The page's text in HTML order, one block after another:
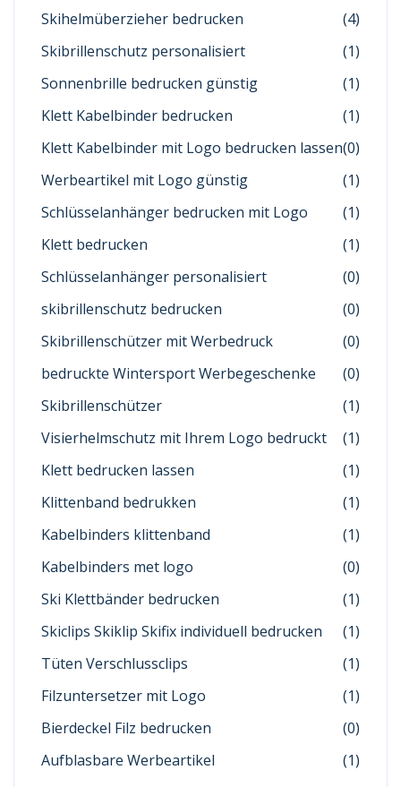
Skihelmüberzieher bedrucken
(4)
Skibrillenschutz personalisiert
(1)
Sonnenbrille bedrucken günstig
(1)
Klett Kabelbinder bedrucken
(1)
Klett Kabelbinder mit Logo bedrucken lassen(0)
Werbeartikel mit Logo günstig
(1)
Schlüsselanhänger bedrucken mit Logo
(1)
Klett bedrucken
(1)
Schlüsselanhänger personalisiert
(0)
skibrillenschutz bedrucken
(0)
Skibrillenschützer mit Werbedruck
(0)
bedruckte Wintersport Werbegeschenke
(0)
Skibrillenschützer
(1)
Visierhelmschutz mit Ihrem Logo bedruckt
(1)
Klett bedrucken lassen
(1)
Klittenband bedrukken
(1)
Kabelbinders klittenband
(1)
Kabelbinders met logo
(0)
Ski Klettbänder bedrucken
(1)
Skiclips Skiklip Skifix individuell bedrucken
(1)
Tüten Verschlussclips
(1)
Filzuntersetzer mit Logo
(1)
Bierdeckel Filz bedrucken
(0)
Aufblasbare Werbeartikel
(1)